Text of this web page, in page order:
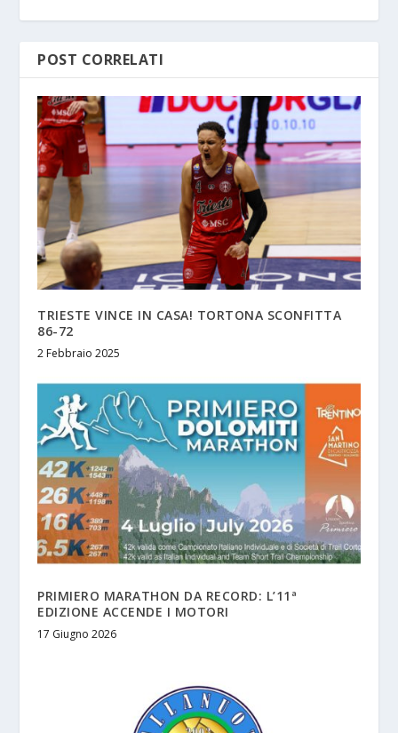
POST CORRELATI
TRIESTE VINCE IN CASA! TORTONA SCONFITTA
86-72
2 Febbraio 2025
PRIMIERO MARATHON DA RECORD: L’11ª
EDIZIONE ACCENDE I MOTORI
17 Giugno 2026